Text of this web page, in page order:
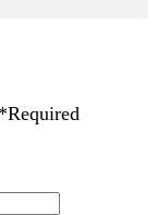
*Required